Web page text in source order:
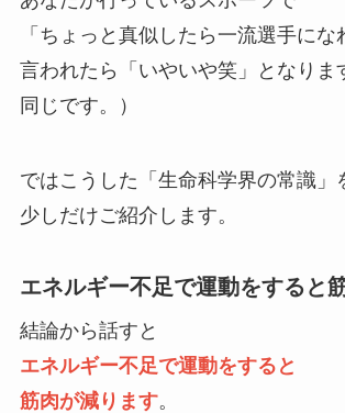
「ちょっと真似したら一流選手にな
言われたら「いやいや笑」となりま
同じです。）
ではこうした「生命科学界の常識」
少しだけご紹介します。
エネルギー不足で運動をすると
結論から話すと
エネルギー不足で運動をすると
筋肉が減ります。